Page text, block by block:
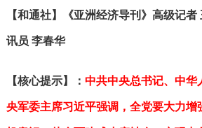
【和通社】《亚洲经济导刊》高级记
讯员 李春华
【核心提示】： 中共中央总书记、中华
央军委主席习近平强调，全党要大力增